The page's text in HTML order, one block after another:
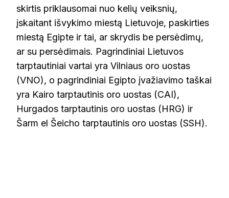
skirtis priklausomai nuo kelių veiksnių,
įskaitant išvykimo miestą Lietuvoje, paskirties
miestą Egipte ir tai, ar skrydis be persėdimų,
ar su persėdimais. Pagrindiniai Lietuvos
tarptautiniai vartai yra Vilniaus oro uostas
(VNO), o pagrindiniai Egipto įvažiavimo taškai
yra Kairo tarptautinis oro uostas (CAI),
Hurgados tarptautinis oro uostas (HRG) ir
Šarm el Šeicho tarptautinis oro uostas (SSH).